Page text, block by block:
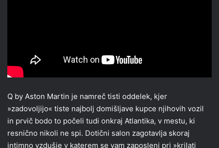
Q by Aston Martin je namreč tisti oddelek, kjer
»zadovoljijo« tiste najbolj domišljave kupce njihovih vozil
in prvič bodo to počeli tudi onkraj Atlantika, v mestu, ki
resnično nikoli ne spi. Dotični salon zagotavlja skoraj
intimno vzdušje v katerem se vam zaposleni pri »krilati